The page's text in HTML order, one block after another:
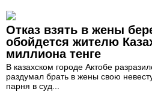
Отказ взять в жены
обойдется жителю
миллиона тенге
В казахском городе Актобе
раздумал брать в жены свою
парня в суд...